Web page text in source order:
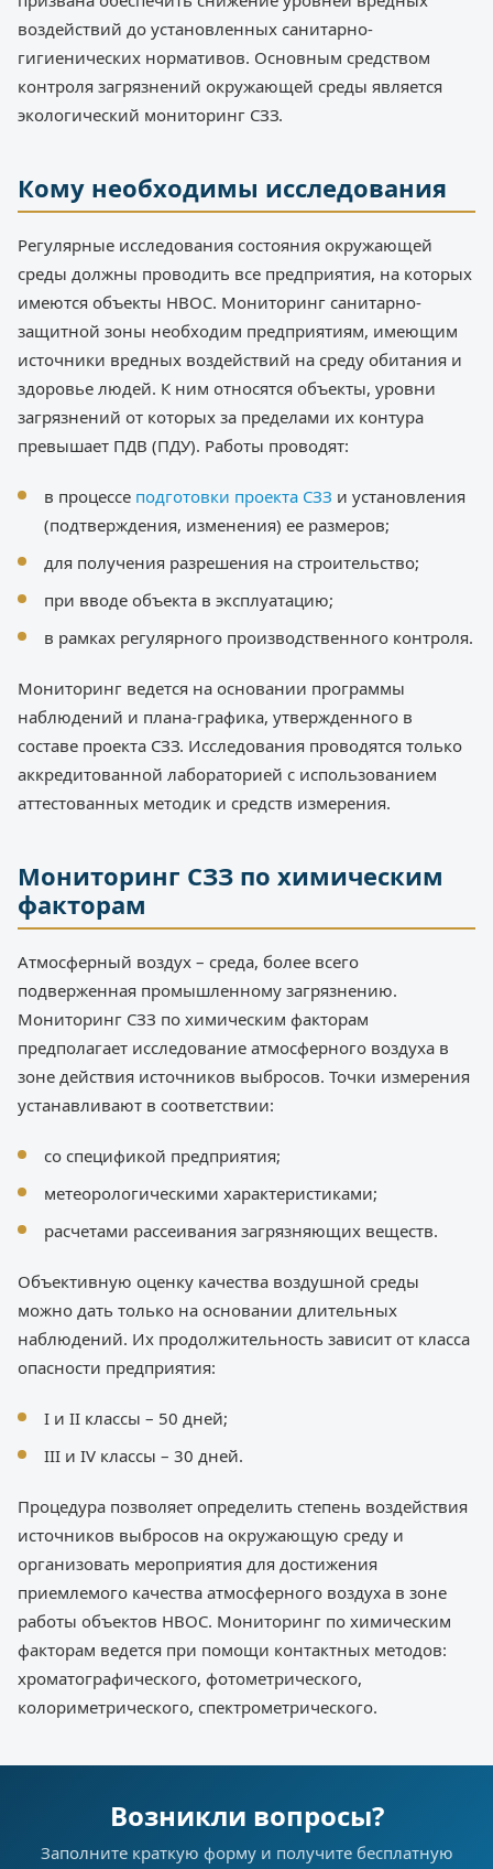
воздействий до установленных санитарно-
гигиенических нормативов. Основным средством
контроля загрязнений окружающей среды является
экологический мониторинг СЗЗ.
Кому необходимы исследования
Регулярные исследования состояния окружающей
среды должны проводить все предприятия, на которых
имеются объекты НВОС. Мониторинг санитарно-
защитной зоны необходим предприятиям, имеющим
источники вредных воздействий на среду обитания и
здоровье людей. К ним относятся объекты, уровни
загрязнений от которых за пределами их контура
превышает ПДВ (ПДУ). Работы проводят:
в процессе подготовки проекта СЗЗ и установления
(подтверждения, изменения) ее размеров;
для получения разрешения на строительство;
при вводе объекта в эксплуатацию;
в рамках регулярного производственного контроля.
Мониторинг ведется на основании программы
наблюдений и плана-графика, утвержденного в
составе проекта СЗЗ. Исследования проводятся только
аккредитованной лабораторией с использованием
аттестованных методик и средств измерения.
Мониторинг СЗЗ по химическим
факторам
Атмосферный воздух – среда, более всего
подверженная промышленному загрязнению.
Мониторинг СЗЗ по химическим факторам
предполагает исследование атмосферного воздуха в
зоне действия источников выбросов. Точки измерения
устанавливают в соответствии:
со спецификой предприятия;
метеорологическими характеристиками;
расчетами рассеивания загрязняющих веществ.
Объективную оценку качества воздушной среды
можно дать только на основании длительных
наблюдений. Их продолжительность зависит от класса
опасности предприятия:
I и II классы – 50 дней;
III и IV классы – 30 дней.
Процедура позволяет определить степень воздействия
источников выбросов на окружающую среду и
организовать мероприятия для достижения
приемлемого качества атмосферного воздуха в зоне
работы объектов НВОС. Мониторинг по химическим
факторам ведется при помощи контактных методов:
хроматографического, фотометрического,
колориметрического, спектрометрического.
Возникли вопросы?
Заполните краткую форму и получите бесплатную